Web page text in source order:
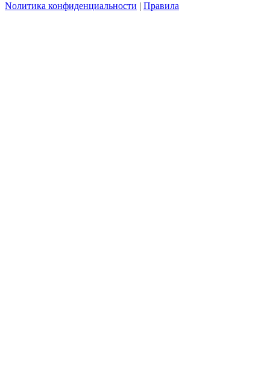
Nолитика конфиденциальности | Правила